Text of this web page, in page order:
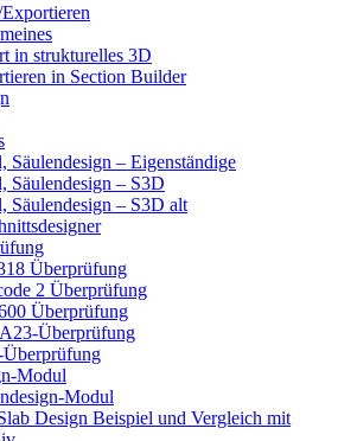
in strukturelles 3D
in Section Builder
Säulendesign – Eigenständige
Säulendesign – S3D
Säulendesign – S3D alt
Überprüfung
2 Überprüfung
Überprüfung
Überprüfung
Modul
Modul
Design Beispiel und Vergleich mit